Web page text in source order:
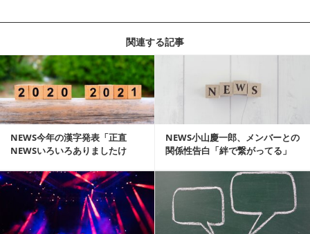
関連する記事
NEWS今年の漢字発表「正直
NEWSいろいろありましたけ
NEWS小山慶一郎、メンバーとの
関係性告白「絆で繋がってる」
記事を読む
記事を読む